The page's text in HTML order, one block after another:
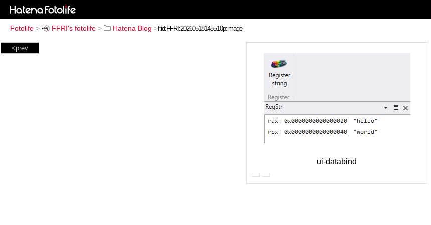
Fotolife > FFRI's fotolife > Hatena Blog >
<prev
ui-databind